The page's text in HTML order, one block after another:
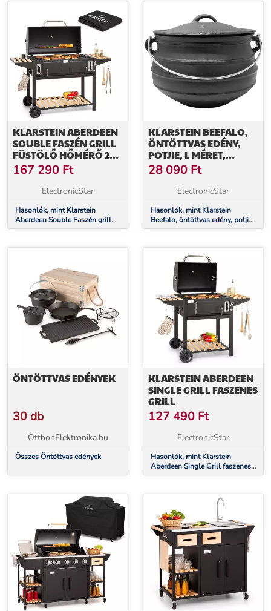
KLARSTEIN ABERDEEN
SOUBLE FASZÉN GRILL
FÜSTÖLŐ HŐMÉRŐ 2
MOBIL OLDALSÓ
ASZTAL
167 290 Ft
ElectronicStar
Hasonlók, mint Klarstein
Aberdeen Souble Faszén grill
füstölő hőmérő 2 mobil oldalsó
KLARSTEIN BEEFALO,
ÖNTÖTTVAS EDÉNY,
POTJIE, L MÉRET,
ÖNTÖTTVAS, KEREK,
FEDŐ, 8 LITERES
28 090 Ft
ElectronicStar
Hasonlók, mint Klarstein
Beefalo, öntöttvas edény, potjie,
L méret, öntöttvas, kerek, fedő, 8
ÖNTÖTTVAS EDÉNYEK
30 db
OtthonElektronika.hu
Összes Öntöttvas edények
KLARSTEIN ABERDEEN
SINGLE GRILL FASZENES
GRILL
127 490 Ft
ElectronicStar
Hasonlók, mint Klarstein
Aberdeen Single Grill faszenes
grill